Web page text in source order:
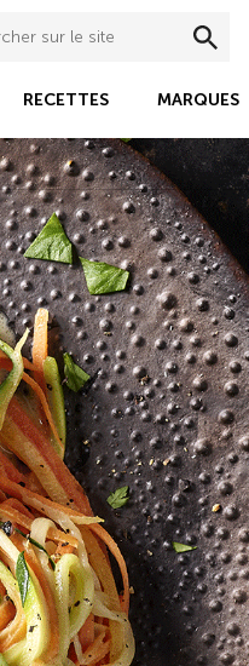
RECETTES MARQUES